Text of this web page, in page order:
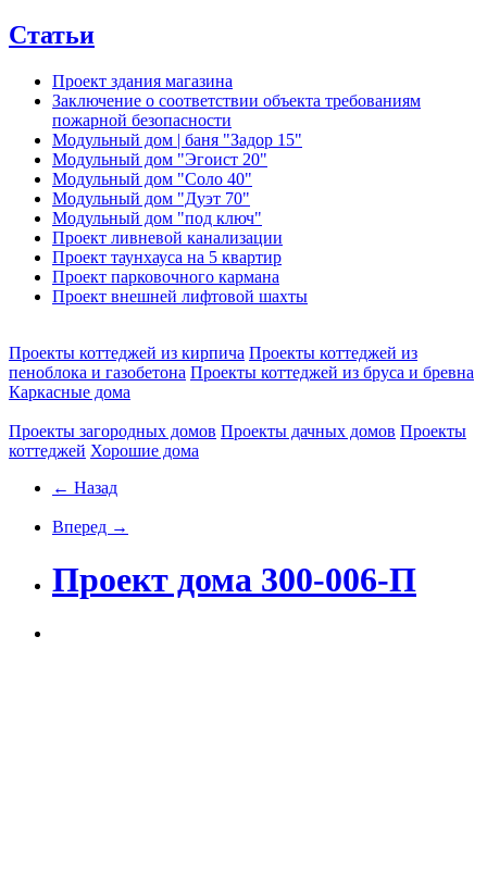
Статьи
Проект здания магазина
Заключение о соответствии объекта требованиям
пожарной безопасности
Модульный дом | баня "Задор 15"
Модульный дом "Эгоист 20"
Модульный дом "Соло 40"
Модульный дом "Дуэт 70"
Модульный дом "под ключ"
Проект ливневой канализации
Проект таунхауса на 5 квартир
Проект парковочного кармана
Проект внешней лифтовой шахты
Проекты коттеджей из кирпича Проекты коттеджей из
пеноблока и газобетона Проекты коттеджей из бруса и бревна
Каркасные дома
Проекты загородных домов Проекты дачных домов Проекты
коттеджей Хорошие дома
← Назад
Вперед →
Проект дома 300-006-П